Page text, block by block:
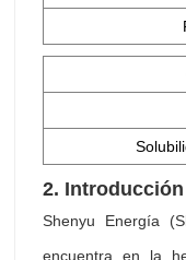
2. Introducción
Shenyu Energía
encuentra en la